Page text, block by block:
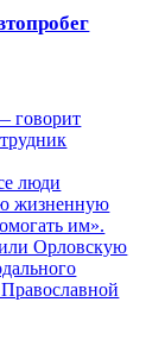
говорит
люди
жизненную
им».
Орловскую